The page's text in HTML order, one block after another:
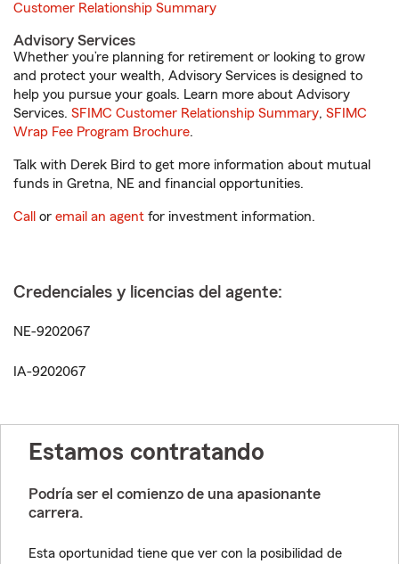
Customer Relationship Summary
Advisory Services
Whether you’re planning for retirement or looking to grow
and protect your wealth, Advisory Services is designed to
help you pursue your goals. Learn more about Advisory
Services. SFIMC Customer Relationship Summary, SFIMC
Wrap Fee Program Brochure.
Talk with Derek Bird to get more information about mutual
funds in Gretna, NE and financial opportunities.
Call or email an agent for investment information.
Credenciales y licencias del agente:
NE-9202067
IA-9202067
Estamos contratando
Podría ser el comienzo de una apasionante
carrera.
Esta oportunidad tiene que ver con la posibilidad de